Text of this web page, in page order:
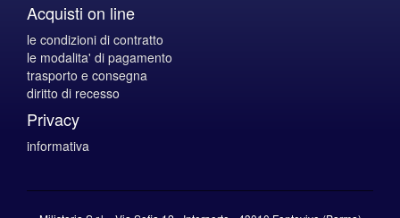
Acquisti on line
le condizioni di contratto
le modalita' di pagamento
trasporto e consegna
diritto di recesso
Privacy
informativa